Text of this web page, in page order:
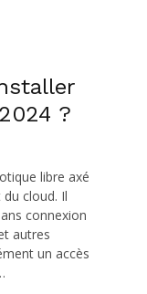
?
libre axé
cloud. Il
connexion
autres
un accès